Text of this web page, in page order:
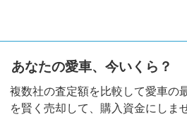
あなたの愛車、今いくら？
複数社の査定額を比較して愛車の
を賢く売却して、購入資金にしま